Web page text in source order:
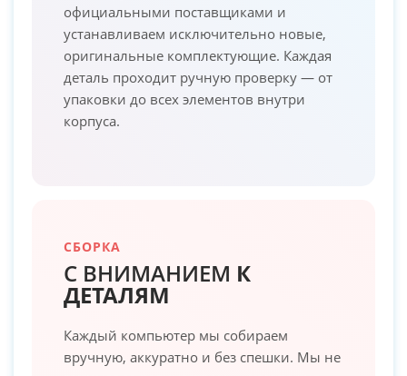
официальными поставщиками и
устанавливаем исключительно новые,
оригинальные комплектующие. Каждая
деталь проходит ручную проверку — от
упаковки до всех элементов внутри
корпуса.
СБОРКА
С ВНИМАНИЕМ К
ДЕТАЛЯМ
Каждый компьютер мы собираем
вручную, аккуратно и без спешки. Мы не